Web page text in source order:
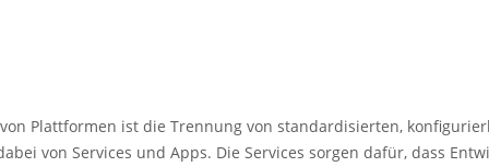
Plattformen ist die Trennung von standardisierten,
von Services und Apps. Die Services sorgen dafür, dass